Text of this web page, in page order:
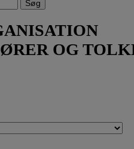
OG